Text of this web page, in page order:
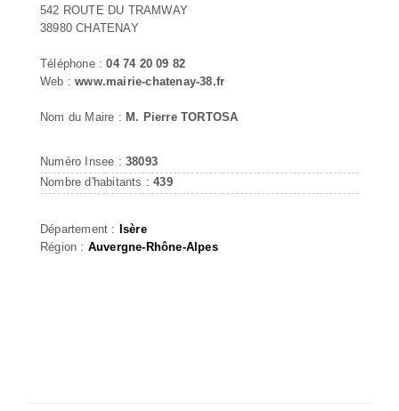
542 ROUTE DU TRAMWAY
38980 CHATENAY
Téléphone :04 74 20 09 82
Web :www.mairie-chatenay-38.fr
Nom du Maire : M. Pierre TORTOSA
Numéro Insee : 38093
Nombre d'habitants :439
Département : Isère
Région : Auvergne-Rhône-Alpes